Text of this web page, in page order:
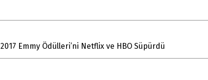
2017 Emmy Ödülleri’ni Netflix ve HBO Süpürdü